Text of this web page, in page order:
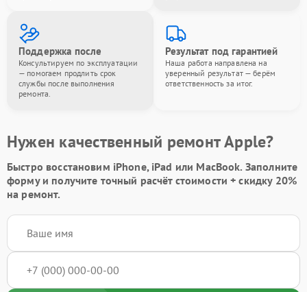
Поддержка после
Консультируем по эксплуатации
— помогаем продлить срок
службы после выполнения
ремонта.
Результат под гарантией
Наша работа направлена на
уверенный результат — берём
ответственность за итог.
Нужен качественный ремонт Apple?
Быстро восстановим iPhone, iPad или MacBook. Заполните
формуи получите точный расчёт стоимости +скидку 20%
на ремонт.